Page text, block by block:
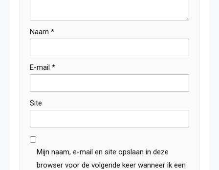
Naam *
E-mail *
Site
Mijn naam, e-mail en site opslaan in deze
browser voor de volgende keer wanneer ik een